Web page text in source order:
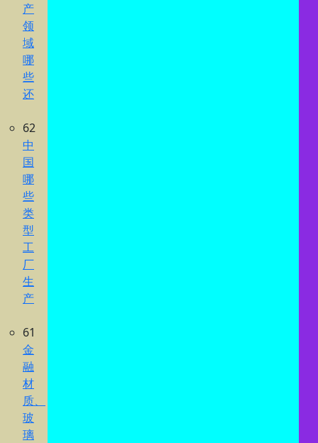
产
领
域
哪
些
还
62
中
国
哪
些
类
型
工
厂
生
产
61
金
融
材
质、
玻
璃